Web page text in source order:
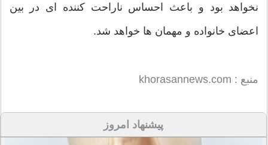
نخواهد بود و باعث احساس ناراحت کننده ای در بین
اعضای خانواده و مهمان ها خواهد شد.
منبع : khorasannews.com
پیشنهاد امروز